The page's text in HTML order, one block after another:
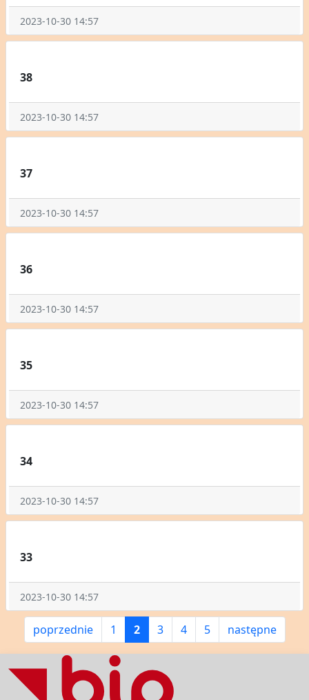
2023-10-30 14:57
38
2023-10-30 14:57
37
2023-10-30 14:57
36
2023-10-30 14:57
35
2023-10-30 14:57
34
2023-10-30 14:57
33
2023-10-30 14:57
poprzednie 1 2 3 4 5 następne